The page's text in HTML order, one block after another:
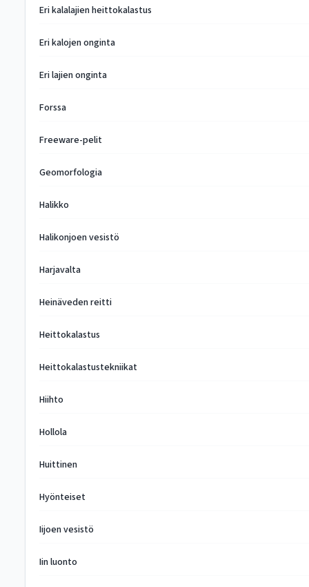
Eri kalalajien heittokalastus
Eri kalojen onginta
Eri lajien onginta
Forssa
Freeware-pelit
Geomorfologia
Halikko
Halikonjoen vesistö
Harjavalta
Heinäveden reitti
Heittokalastus
Heittokalastustekniikat
Hiihto
Hollola
Huittinen
Hyönteiset
Iijoen vesistö
Iin luonto